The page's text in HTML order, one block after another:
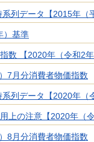
列データ【2015年（
）基準
数 【2020年（令和2年
7月分消費者物価指数
列データ【2020年（
上の注意【2020年（
8月分消費者物価指数